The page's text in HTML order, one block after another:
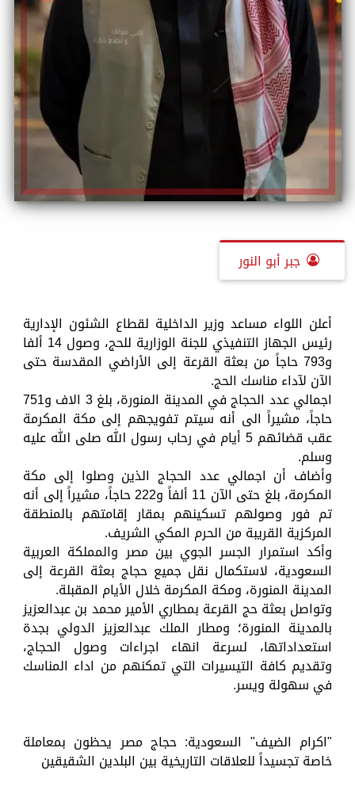
جبر أبو النور
أعلن اللواء مساعد وزير الداخلية لقطاع الشئون الإدارية
رئيس الجهاز التنفيذي للجنة الوزارية للحج، وصول 14 ألفا
و793 حاجاً من بعثة القرعة إلى الأراضي المقدسة حتى
الآن لآداء مناسك الحج.
اجمالي عدد الحجاج في المدينة المنورة، بلغ 3 الاف و751
حاجاً، مشيراً الى أنه سيتم تفويجهم إلى مكة المكرمة
عقب قضائهم 5 أيام في رحاب رسول الله صلى الله عليه
وسلم.
وأضاف أن اجمالي عدد الحجاج الذين وصلوا إلى مكة
المكرمة، بلغ حتى الآن 11 ألفاً و222 حاجاً، مشيراً إلى أنه
تم فور وصولهم تسكينهم بمقار إقامتهم بالمنطقة
المركزية القريبة من الحرم المكي الشريف.
وأكد استمرار الجسر الجوي بين مصر والمملكة العربية
السعودية، لاستكمال نقل جميع حجاج بعثة القرعة إلى
المدينة المنورة، ومكة المكرمة خلال الأيام المقبلة.
وتواصل بعثة حج القرعة بمطاري الأمير محمد بن عبدالعزيز
بالمدينة المنورة؛ ومطار الملك عبدالعزيز الدولي بجدة
استعداداتها، لسرعة انهاء اجراءات وصول الحجاج،
وتقديم كافة التيسيرات التي تمكنهم من اداء المناسك
في سهولة ويسر.
"اكرام الضيف" السعودية: حجاج مصر يحظون بمعاملة
خاصة تجسيداً للعلاقات التاريخية بين البلدين الشقيقين